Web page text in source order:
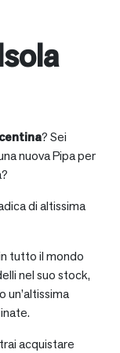
? Sei
nuova Pipa per
di altissima
tutto il mondo
nel suo stock,
un’altissima
acquistare